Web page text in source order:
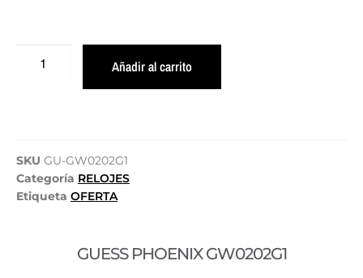
Añadir al carrito
SKU GU-GW0202G1
Categoría RELOJES
Etiqueta OFERTA
GUESS PHOENIX GW0202G1